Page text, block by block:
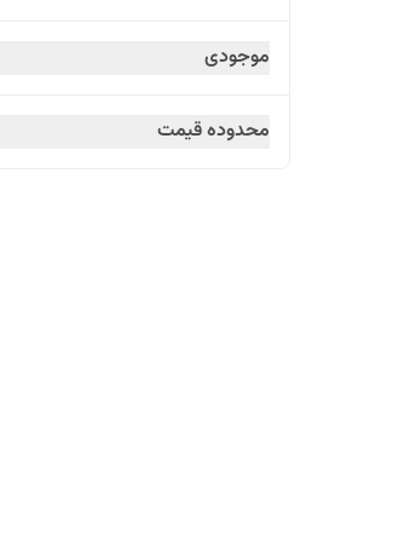
GPT
موجودی
محدوده قیمت